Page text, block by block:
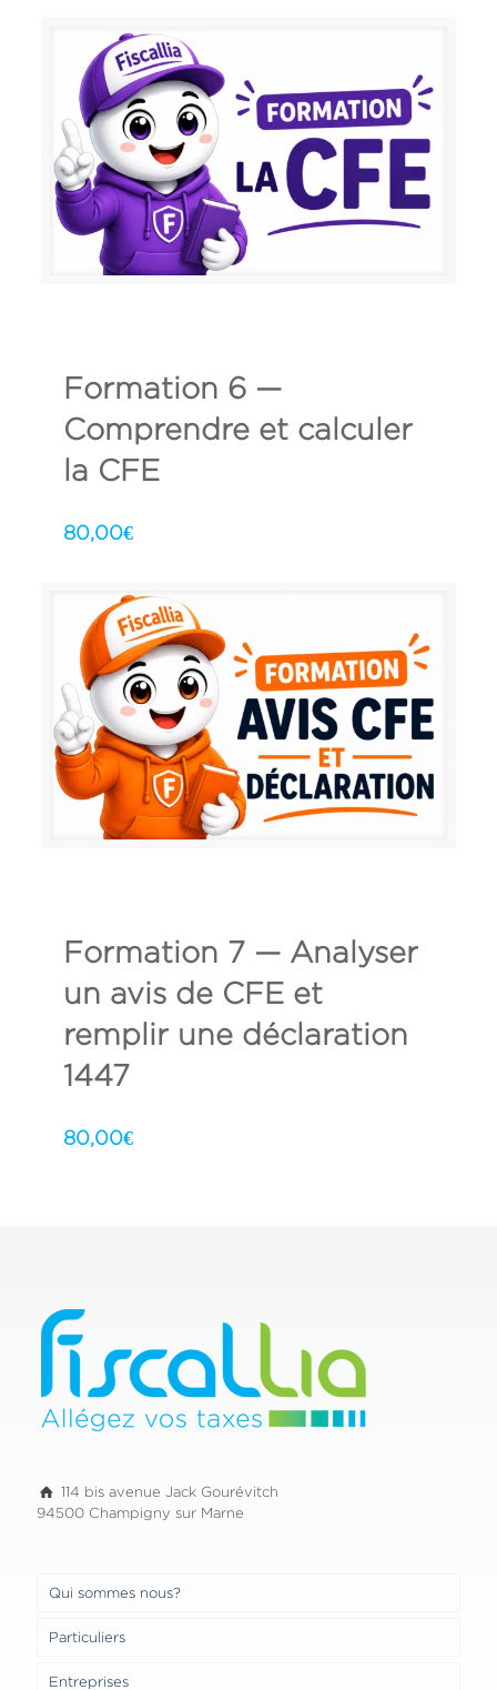
Formation 6 —
Comprendre et calculer
la CFE
80,00€
Formation 7 — Analyser
un avis de CFE et
remplir une déclaration
1447
80,00€
114 bis avenue Jack Gourévitch
94500 Champigny sur Marne
Qui sommes nous?
Particuliers
Entreprises